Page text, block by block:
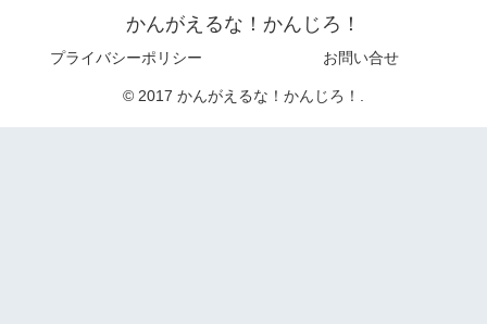
かんがえるな！かんじろ！
プライバシーポリシー お問い合せ
© 2017 かんがえるな！かんじろ！.